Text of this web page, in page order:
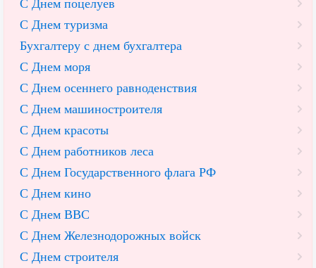
С Днем поцелуев
С Днем туризма
Бухгалтеру с днем бухгалтера
С Днем моря
С Днем осеннего равноденствия
С Днем машиностроителя
С Днем красоты
С Днем работников леса
С Днем Государственного флага РФ
С Днем кино
С Днем ВВС
С Днем Железнодорожных войск
С Днем строителя